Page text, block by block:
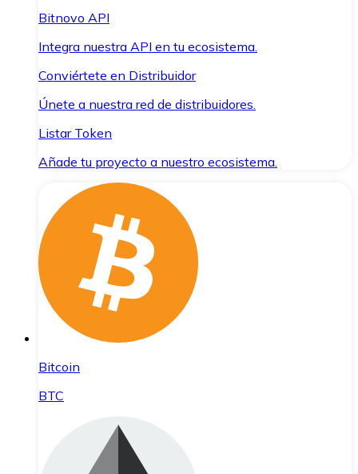
Bitnovo API
Integra nuestra API en tu ecosistema.
Conviértete en Distribuidor
Únete a nuestra red de distribuidores.
Listar Token
Añade tu proyecto a nuestro ecosistema.
Bitcoin
BTC